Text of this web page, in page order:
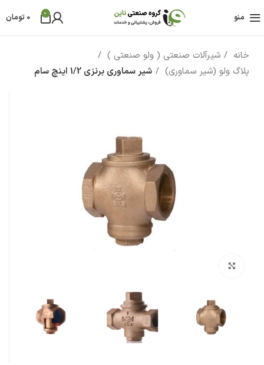
منو 0
0 تومان
خانه
شیرآلات صنعتی ( ولو صنعتی )
پلاگ ولو (شیر سماوری)
شیر سماوری برنزی 1/2 اینچ سام